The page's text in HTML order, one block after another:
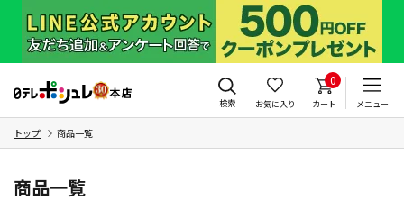
検索 お気に入り
0
カート メニュー
トップ 商品一覧
商品一覧